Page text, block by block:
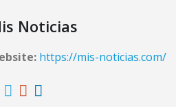
Noticias
https://mis-noticias.com/